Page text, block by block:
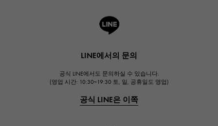
LINE에서의 문의
공식 LINE에서도 문의하실 수 있습니다.
(영업 시간: 10:30~19:30 토, 일, 공휴일도 영업)
공식 LINE은 이쪽